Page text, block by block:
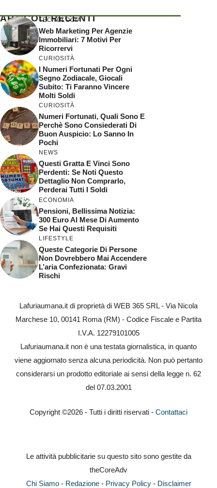
ARTICOLI RECENTI
TECNOLOGIA
Web Marketing Per Agenzie
Immobiliari: 7 Motivi Per
Ricorrervi
CURIOSITÀ
I Numeri Fortunati Per Ogni
Segno Zodiacale, Giocali
Subito: Ti Faranno Vincere
Molti Soldi
CURIOSITÀ
Numeri Fortunati, Quali Sono E
Perchè Sono Consiederati Di
Buon Auspicio: Lo Sanno In
Pochi
NEWS
Questi Gratta E Vinci Sono
Perdenti: Se Noti Questo
Dettaglio Non Comprarlo,
Perderai Tutti I Soldi
ECONOMIA
Pensioni, Bellissima Notizia:
300 Euro Al Mese Di Aumento
Se Hai Questi Requisiti
LIFESTYLE
Queste Categorie Di Persone
Non Dovrebbero Mai Accendere
L’aria Confezionata: Gravi
Rischi
Lafuriaumana.it di proprietà di WEB 365 SRL - Via Nicola
Marchese 10, 00141 Roma (RM) - Codice Fiscale e Partita
I.V.A. 12279101005
Lafuriaumana.it non è una testata giornalistica, in quanto
viene aggiornato senza alcuna periodicità. Non può pertanto
considerarsi un prodotto editoriale ai sensi della legge n. 62
del 07.03.2001
Copyright ©2026 - Tutti i diritti riservati - Contattaci
Le attività pubblicitarie su questo sito sono gestite da
theCoreAdv
Chi Siamo- Redazione- Privacy Policy- Disclaimer